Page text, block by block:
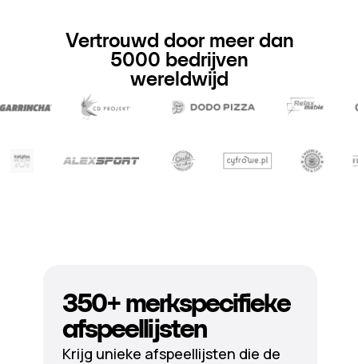
Vertrouwd door meer dan
5000 bedrijven
wereldwijd
350+ merkspecifieke
afspeellijsten
Krijg unieke afspeellijsten die de